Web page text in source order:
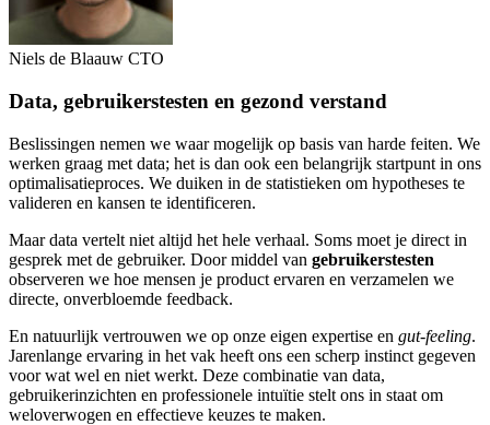
Niels de Blaauw CTO
Data, gebruikerstesten en gezond verstand
Beslissingen nemen we waar mogelijk op basis van harde feiten. We
werken graag met data; het is dan ook een belangrijk startpunt in ons
optimalisatieproces. We duiken in de statistieken om hypotheses te
valideren en kansen te identificeren.
Maar data vertelt niet altijd het hele verhaal. Soms moet je direct in
gesprek met de gebruiker. Door middel van gebruikerstesten
observeren we hoe mensen je product ervaren en verzamelen we
directe, onverbloemde feedback.
En natuurlijk vertrouwen we op onze eigen expertise en gut-feeling.
Jarenlange ervaring in het vak heeft ons een scherp instinct gegeven
voor wat wel en niet werkt. Deze combinatie van data,
gebruikerinzichten en professionele intuïtie stelt ons in staat om
weloverwogen en effectieve keuzes te maken.